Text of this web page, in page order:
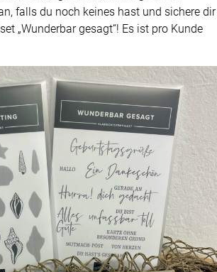
falls du noch keines hast und sichere dir
„Wunderbar gesagt“! Es ist pro Kunde